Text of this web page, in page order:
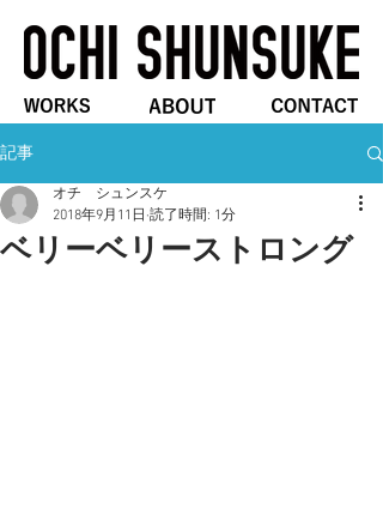
記事
ベリーベリーストロング
オチ シュンスケ
2018年9月11日 読了時間: 1分